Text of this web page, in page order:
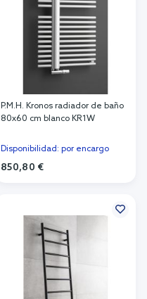
P.M.H. Kronos radiador de baño
80x60 cm blanco KR1W
Disponibilidad: por encargo
850,80 €